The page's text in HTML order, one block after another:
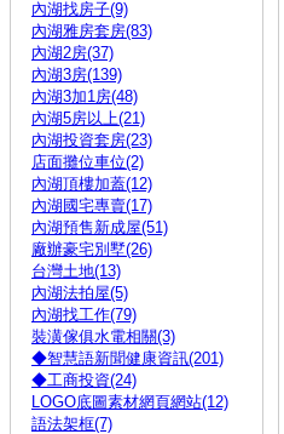
內湖找房子(9)
內湖雅房套房(83)
內湖2房(37)
內湖3房(139)
內湖3加1房(48)
內湖5房以上(21)
內湖投資套房(23)
店面攤位車位(2)
內湖頂樓加蓋(12)
內湖國宅專賣(17)
內湖預售新成屋(51)
廠辦豪宅別墅(26)
台灣土地(13)
內湖法拍屋(5)
內湖找工作(79)
裝潢傢俱水電相關(3)
◆智慧語新聞健康資訊(201)
◆工商投資(24)
LOGO底圖素材網頁網站(12)
語法架框(7)